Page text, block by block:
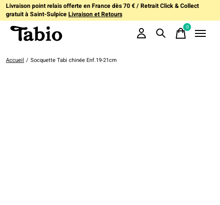
Livraison point relais offerte en France dès 70 € / Retrait Click & Collect
gratuit à Saint-SulpiceLivraison et Retours
0items
Accueil / Socquette Tabi chinée Enf.19-21cm